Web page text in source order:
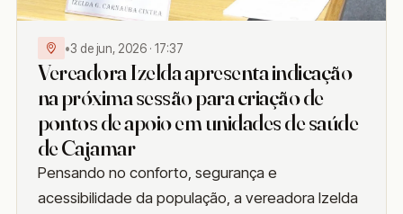
•3 de jun, 2026 · 17:37
Vereadora Izelda apresenta indicação
na próxima sessão para criação de
pontos de apoio em unidades de saúde
de Cajamar
Pensando no conforto, segurança e
acessibilidade da população, a vereadora Izelda